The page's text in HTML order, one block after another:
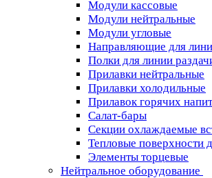
Модули кассовые
Модули нейтральные
Модули угловые
Направляющие для
Полки для линии
Прилавки нейтральные
Прилавки холодильные
Прилавок горячих
Салат-бары
Секции охлаждаемые
Тепловые поверхности
Элементы торцевые
Нейтральное оборудование